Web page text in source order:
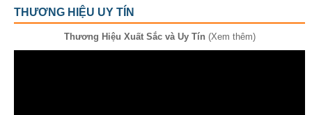
THƯƠNG HIỆU UY TÍN
Thương Hiệu Xuất Sắc và Uy Tín (Xem thêm)